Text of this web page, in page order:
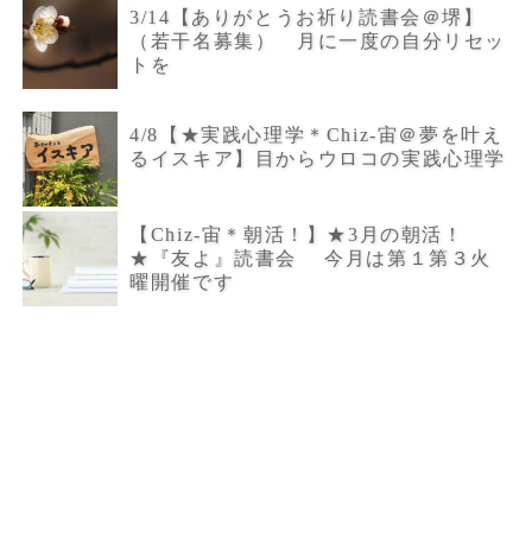
3/14【ありがとうお祈り読書会＠堺】
（若干名募集） 月に一度の自分リセッ
トを
4/8【★実践心理学＊Chiz-宙＠夢を叶え
るイスキア】目からウロコの実践心理学
【Chiz-宙＊朝活！】★3月の朝活！
★『友よ』読書会 今月は第１第３火
曜開催です